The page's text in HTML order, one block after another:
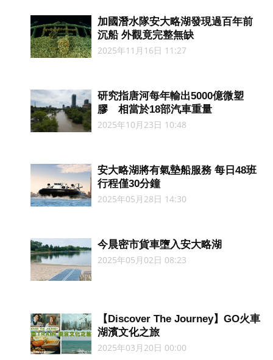
加國潛水隊安大略湖發現過百年前
沉船 外觀竟完整無缺
2025年11月16日 11:27
研究指唐河每年輸出5000億微塑
膠 相當於18部汽車重量
2025年10月23日 10:48
安大略湖將有氣墊船服務 每日48班
行程僅30分鐘
2025年05月28日 14:30
今晨密市貨車墮入安大略湖
2025年05月02日 08:23
【Discover The Journey】GO火車
湖濱文化之旅
2025年03月20日 00:00